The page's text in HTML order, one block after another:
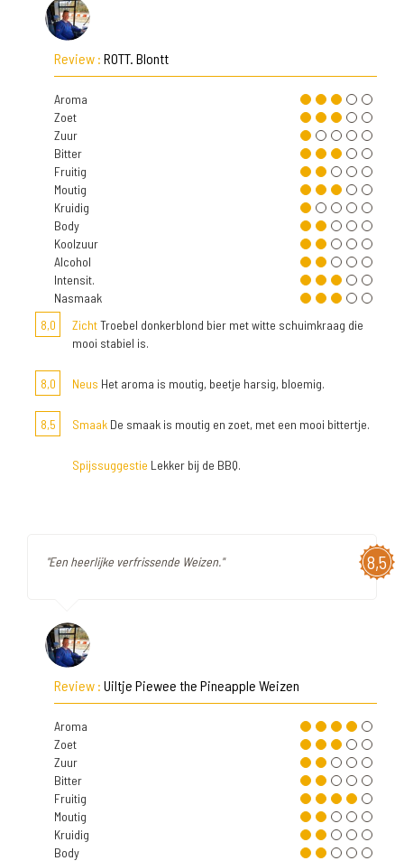
Review : ROTT. Blontt
Aroma
Zoet
Zuur
Bitter
Fruitig
Moutig
Kruidig
Body
Koolzuur
Alcohol
Intensit.
Nasmaak
8,0
ZichtTroebel donkerblond bier met witte schuimkraag die
mooi stabiel is.
8,0 Neus Het aroma is moutig, beetje harsig, bloemig.
8,5 Smaak De smaak is moutig en zoet, met een mooi bittertje.
Spijssuggestie Lekker bij de BBQ.
8,5
"Een heerlijke verfrissende Weizen."
Review : Uiltje Piewee the Pineapple Weizen
Aroma
Zoet
Zuur
Bitter
Fruitig
Moutig
Kruidig
Body